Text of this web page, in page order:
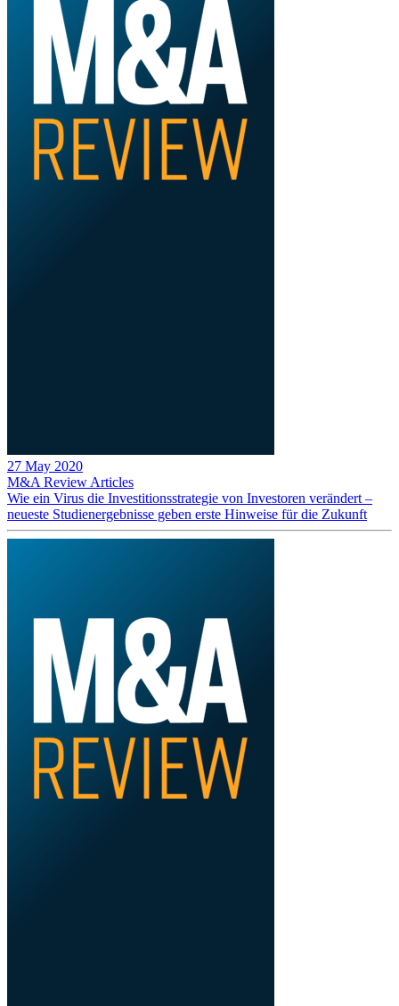
27 May 2020
M&A Review Articles
Wie ein Virus die Investitionsstrategie von Investoren verändert –
neueste Studienergebnisse geben erste Hinweise für die Zukunft